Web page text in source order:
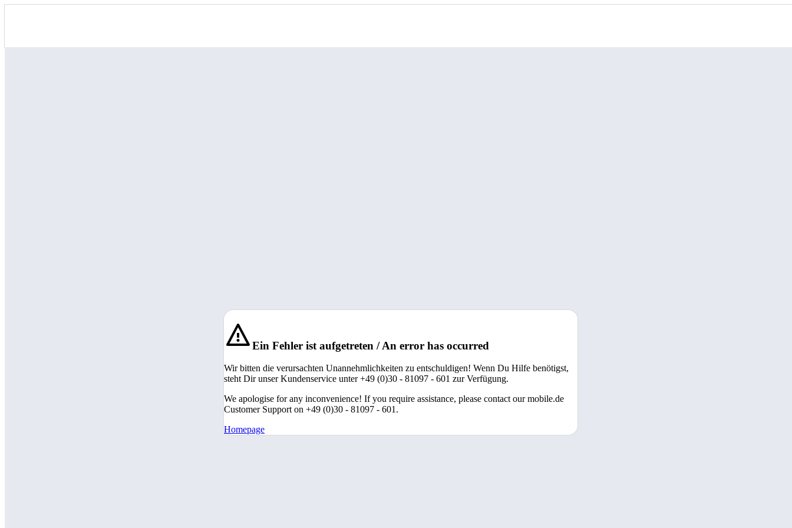
Ein Fehler ist aufgetreten / An error has occurred
Wir bitten die verursachten Unannehmlichkeiten zu entschuldigen! Wenn Du Hilfe benötigst,
steht Dir unser Kundenservice unter +49 (0)30 - 81097 - 601 zur Verfügung.
We apologise for any inconvenience! If you require assistance, please contact our mobile.de
Customer Support on +49 (0)30 - 81097 - 601.
Homepage